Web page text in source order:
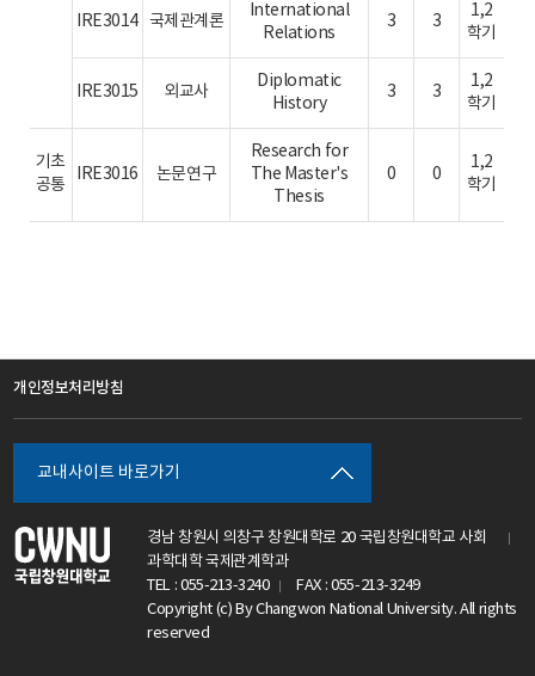
IRE3014 국제관계론
International
Relations
3 3
1,2
학기
IRE3015 외교사
Diplomatic
History
3 3
1,2
학기
기초
공통
IRE3016 논문연구
Research for
The Master's
Thesis
0 0
1,2
학기
개인정보처리방침
교내사이트 바로가기
경남 창원시 의창구 창원대학로 20 국립창원대학교 사회
과학대학 국제관계학과
TEL : 055-213-3240
FAX : 055-213-3249
Copyright (c) By Changwon National University. All rights
reserved